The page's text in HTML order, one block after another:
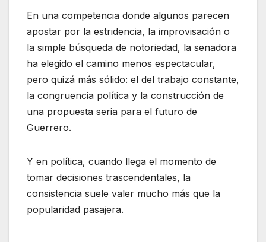
En una competencia donde algunos parecen
apostar por la estridencia, la improvisación o
la simple búsqueda de notoriedad, la senadora
ha elegido el camino menos espectacular,
pero quizá más sólido: el del trabajo constante,
la congruencia política y la construcción de
una propuesta seria para el futuro de
Guerrero.
Y en política, cuando llega el momento de
tomar decisiones trascendentales, la
consistencia suele valer mucho más que la
popularidad pasajera.